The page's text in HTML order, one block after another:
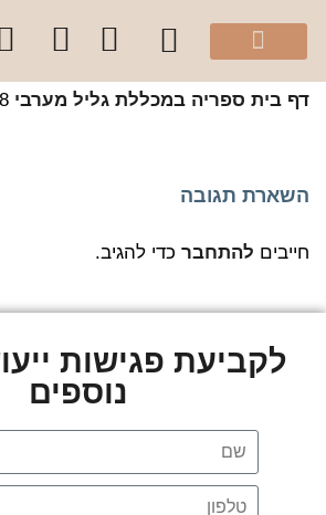
בית ספריה במכללת גליל מערבי
תגובה
להתחברכדי להגיב.
לקביעת פגישות
נוספים